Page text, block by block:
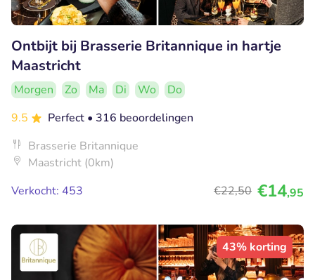
Ontbijt bij Brasserie Britannique in hartje
Maastricht
Morgen Zo Ma Di Wo
Do
9.5
Perfect • 316 beoordelingen
Brasserie Britannique
Maastricht (0km)
Verkocht: 453
€22,50 €14,95
43% korting